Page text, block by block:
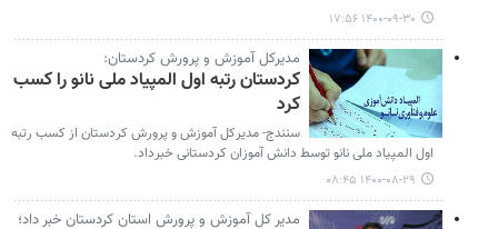
۱۴۰۰-۰۹-۳۰ ۱۷:۵۶
مدیرکل آموزش و پرورش کردستان:
کردستان رتبه اول المپیاد ملی نانو را کسب
کرد
سنندج- مدیرکل آموزش و پرورش کردستان از کسب رتبه
اول المپیاد ملی نانو توسط دانش آموزان کردستانی خبرداد.
۱۴۰۰-۰۸-۲۹ ۰۸:۴۵
مدیر کل آموزش و پرورش استان کردستان خبر داد؛